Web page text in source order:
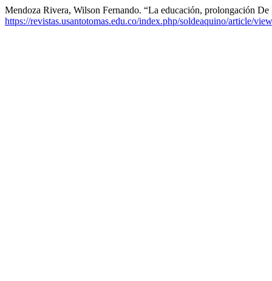
Mendoza Rivera, Wilson Fernando. “La educación, prolongación
https://revistas.usantotomas.edu.co/index.php/soldeaquino/article/